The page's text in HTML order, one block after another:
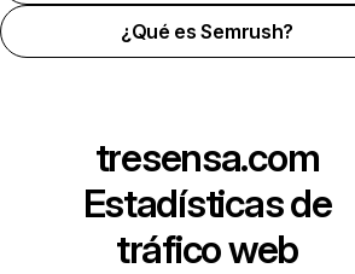
¿Qué es Semrush?
tresensa.com
Estadísticas de
tráfico web